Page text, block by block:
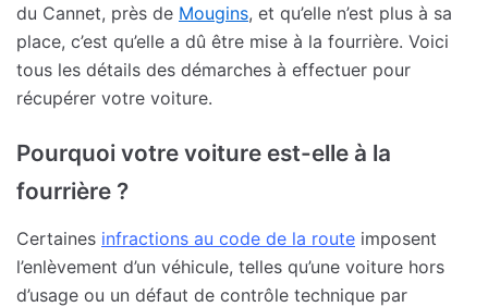
du Cannet, près de Mougins, et qu’elle n’est plus à sa
place, c’est qu’elle a dû être mise à la fourrière. Voici
tous les détails des démarches à effectuer pour
récupérer votre voiture.
Pourquoi votre voiture est-elle à la
fourrière ?
Certaines infractions au code de la route imposent
l’enlèvement d’un véhicule, telles qu’une voiture hors
d’usage ou un défaut de contrôle technique par